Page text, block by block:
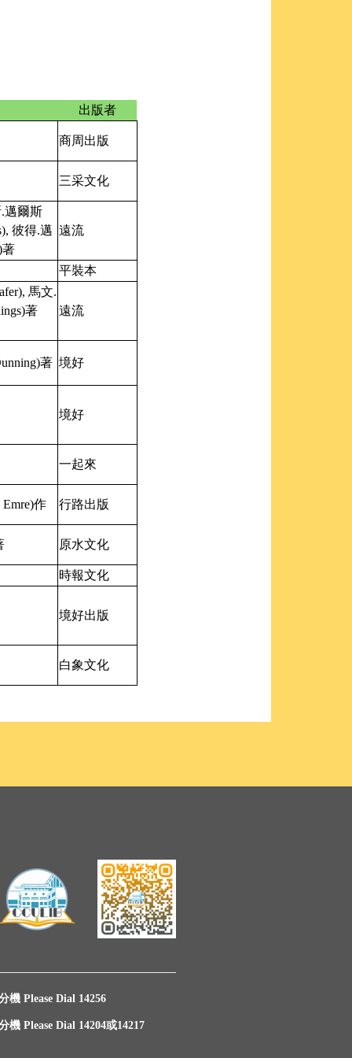
出版者
商周出版
三采文化
邁爾斯
彼得.邁
著
遠流
平裝本
馬文.
著
遠流
著 境好
境好
一起來
作 行路出版
原水文化
時報文化
境好出版
白象文化
機 Please Dial 14256
機 Please Dial 14204或14217